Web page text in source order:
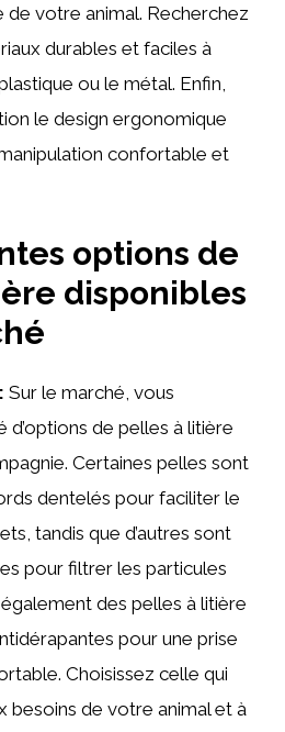
de votre animal. Recherchez
durables et faciles à
ou le métal. Enfin,
le design ergonomique
confortable et
options de
disponibles
Sur le marché, vous
de pelles à litière
Certaines pelles sont
dentelés pour faciliter le
tandis que d’autres sont
pour filtrer les particules
des pelles à litière
pour une prise
Choisissez celle qui
besoins de votre animal et à